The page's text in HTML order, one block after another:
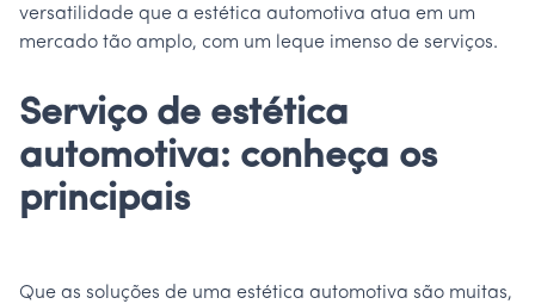
versatilidade que a estética automotiva atua em um
mercado tão amplo, com um leque imenso de serviços.
Serviço de estética
automotiva: conheça os
principais
Que as soluções de uma estética automotiva são muitas,